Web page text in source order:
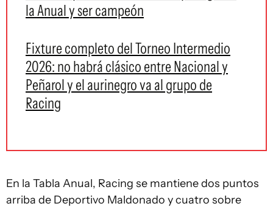
la Anual y ser campeón
Fixture completo del Torneo Intermedio
2026: no habrá clásico entre Nacional y
Peñarol y el aurinegro va al grupo de
Racing
En la Tabla Anual, Racing se mantiene dos puntos
arriba de Deportivo Maldonado y cuatro sobre